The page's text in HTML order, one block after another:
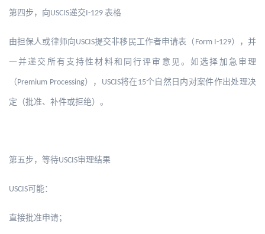
第四步，向USCIS递交 I-129 表格
由担保人或律师向USCIS提交非移民工作者申请表（ Form I-129），并
一并递交所有支持性材料和同行评审意见。如选择加急审理
（ Premium Processing）， USCIS将在 15个自然日内对案件作出处理决
定（批准、补件或拒绝）。
第五步，等待USCIS审理结果
USCIS可能：
直接批准申请；